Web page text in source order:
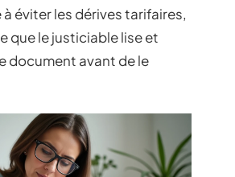
éviter les dérives tarifaires,
que le justiciable lise et
document avant de le